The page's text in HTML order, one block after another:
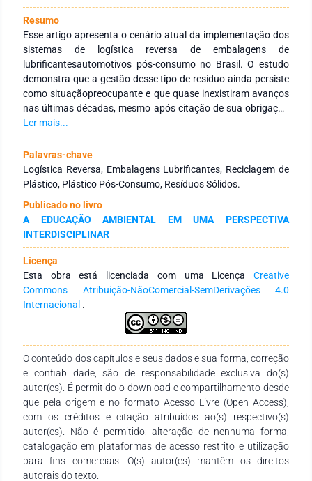
Resumo
Esse artigo apresenta o cenário atual da implementação dos
sistemas de logística reversa de embalagens de
lubrificantesautomotivos pós-consumo no Brasil. O estudo
demonstra que a gestão desse tipo de resíduo ainda persiste
como situaçãopreocupante e que quase inexistiram avanços
nas últimas décadas, mesmo após citação de sua obrigação
formal no incisoIV do artigo 33 da Lei 12.305/2010. A Lei
Sólidos no Brasil,assim como seu Decreto Regulamentador
(Decreto 7.404/2010) atribui aos entes participantes da
cadeia produtiva delubrificantes, a responsabilidade pela
efetiva estruturação e implementação de sistemas de
logística reversa de suasembalagens pós-consumo e define
que tal estruturação deva ser feita através de acordos
setoriais, sem estabelecerparâmetros específicos de controle
da eficácia desses sistemas.Nesse trabalho, o grupo de
pesquisa retoma e atualiza os dados dos estudos de Martins
(2005) e Martins (2014) sobre oPrograma Jogue Limpo,
instituído pelo Sindicato das Empresas Distribuidoras de
Combustíveis e Lubrificantes(SINDICOM, atualmente
denominado PLURAL). O trabalho atual avalia práticas
Resíduos Sólidos, demonstrando os principais desafios para
que tal logística reversa torne-seambientalmente eficaz e
economicamente viável.A observância da Política e da
realidade brasileira fomentam uma reflexão sobre o real
comprometimento de todos paraefetiva implementação da
logística reversa dessas embalagens, que no contexto da
gestão ambiental apresenta reiteradosentraves,
principalmente, de natureza operacional, logística e
econômica.
Ler mais...
Palavras-chave
Logística Reversa, Embalagens Lubrificantes, Reciclagem de
Plástico, Plástico Pós-Consumo, Resíduos Sólidos.
Publicado no livro
A EDUCAÇÃO AMBIENTAL EM UMA PERSPECTIVA
INTERDISCIPLINAR
Licença
Esta obra está licenciada com uma Licença Creative
Commons Atribuição-NãoComercial-SemDerivações 4.0
Internacional .
O conteúdo dos capítulos e seus dados e sua forma, correção
e confiabilidade, são de responsabilidade exclusiva do(s)
autor(es). É permitido o download e compartilhamento desde
que pela origem e no formato Acesso Livre (Open Access),
com os créditos e citação atribuídos ao(s) respectivo(s)
autor(es). Não é permitido: alteração de nenhuma forma,
catalogação em plataformas de acesso restrito e utilização
para fins comerciais. O(s) autor(es) mantêm os direitos
autorais do texto.